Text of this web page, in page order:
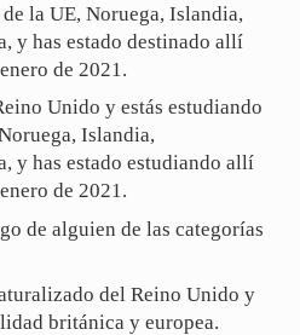
la UE, Noruega, Islandia,
y has estado destinado allí
de 2021.
Unido y estás estudiando
Islandia,
y has estado estudiando allí
de 2021.
de alguien de las categorías
del Reino Unido y
británica y europea.